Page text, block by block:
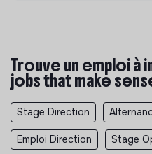
orthographe,
précision des données.
l’image de l’organisation.
Critères de réussite
Trouve un emploi
jobs that make
Stage Direction
Emploi Direction Stage